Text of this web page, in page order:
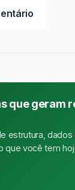
que geram
estrutura, dados
que você tem